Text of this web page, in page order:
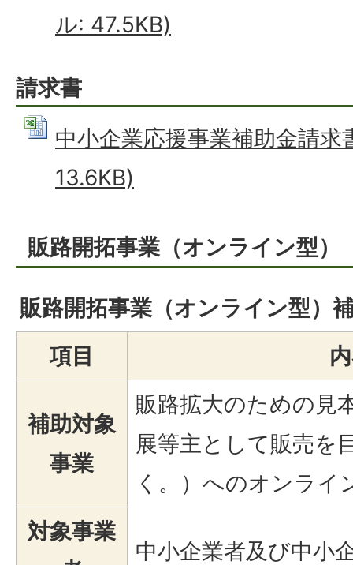
ル: 47.5KB)
請求書
中小企業応援事業補助金請
13.6KB)
販路開拓事業（オンライン型）
販路開拓事業（オンライン型）
項目
補助対象
事業
販路拡大のための見
展等主として販売を
く。）へのオンライ
対象事業
中小企業者及び中小